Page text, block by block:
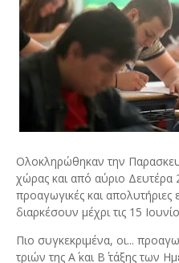
Ολοκληρώθηκαν την
χώρας και από αύριο Δευτέρα
προαγωγικές και απολυτήριες
διαρκέσουν μέχρι τις 15
Πιο συγκεκριμένα, οι...
τριών της Α΄ και Β΄ τάξης των